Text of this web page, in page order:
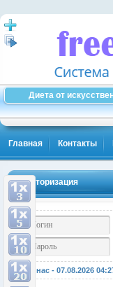
Диета от
Главная Контакты
Авторизация
У нас - 07.08.2026